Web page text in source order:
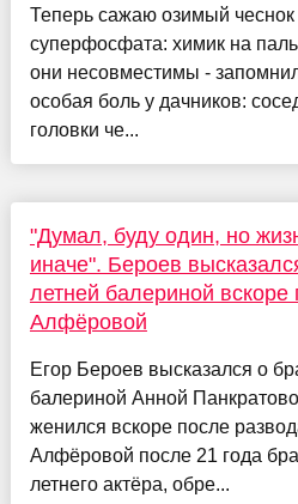
Теперь сажаю озимый чеснок
суперфосфата: химик на
они несовместимы -
особая боль у дачников:
головки че...
"Думал, буду один, но
иначе". Бероев
летней балериной вскоре
Алфёровой
Егор Бероев высказался о
балериной Анной
женился вскоре после
Алфёровой после 21 года
летнего актёра, обре...